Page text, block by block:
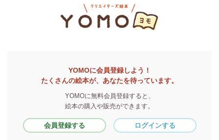
YOMOに会員登録しよう！
たくさんの絵本が、あなたを待っています。
YOMOに無料会員登録すると、
絵本の購入や販売ができます。
会員登録する ログインする